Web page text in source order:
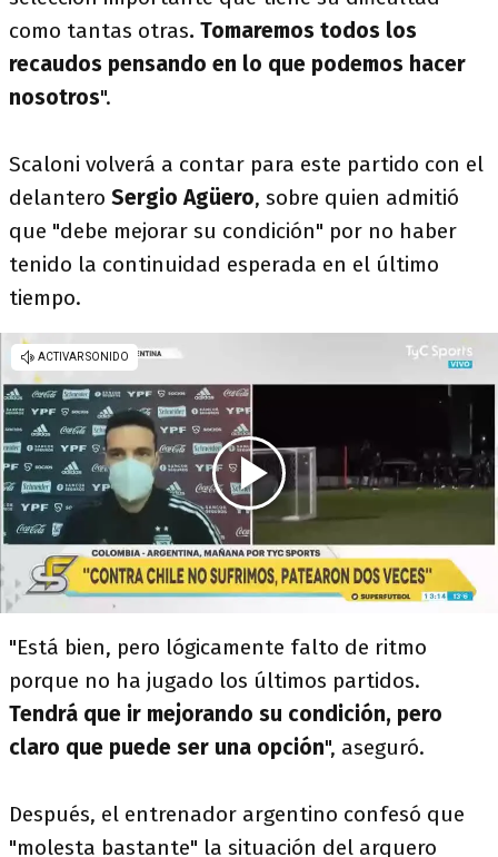
como tantas otras. Tomaremos todos los
recaudos pensando en lo que podemos hacer
nosotros".
Scaloni volverá a contar para este partido con el
delantero Sergio Agüero, sobre quien admitió
que "debe mejorar su condición" por no haber
tenido la continuidad esperada en el último
tiempo.
"Está bien, pero lógicamente falto de ritmo
porque no ha jugado los últimos partidos.
Tendrá que ir mejorando su condición, pero
claro que puede ser una opción", aseguró.
Después, el entrenador argentino confesó que
"molesta bastante" la situación del arquero